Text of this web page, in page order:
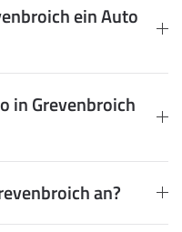
ein Auto
in Grevenbroich
an?